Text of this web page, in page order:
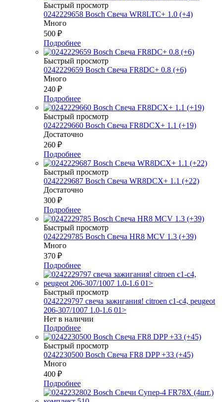
Быстрый просмотр
0242229658 Bosch Свеча WR8LTC+ 1.0 (+4)
Много
500 ₽
Подробнее
Быстрый просмотр
0242229659 Bosch Свеча FR8DC+ 0.8 (+6)
Много
240 ₽
Подробнее
Быстрый просмотр
0242229660 Bosch Свеча FR8DCX+ 1.1 (+19)
Достаточно
260 ₽
Подробнее
Быстрый просмотр
0242229687 Bosch Свеча WR8DCX+ 1.1 (+22)
Достаточно
300 ₽
Подробнее
Быстрый просмотр
0242229785 Bosch Свеча HR8 MCV 1.3 (+39)
Много
370 ₽
Подробнее
Быстрый просмотр
0242229797 свеча зажигания! citroen c1-c4, peugeot
206-307/1007 1.0-1.6 01>
Нет в наличии
Подробнее
Быстрый просмотр
0242230500 Bosch Свеча FR8 DPP +33 (+45)
Много
400 ₽
Подробнее